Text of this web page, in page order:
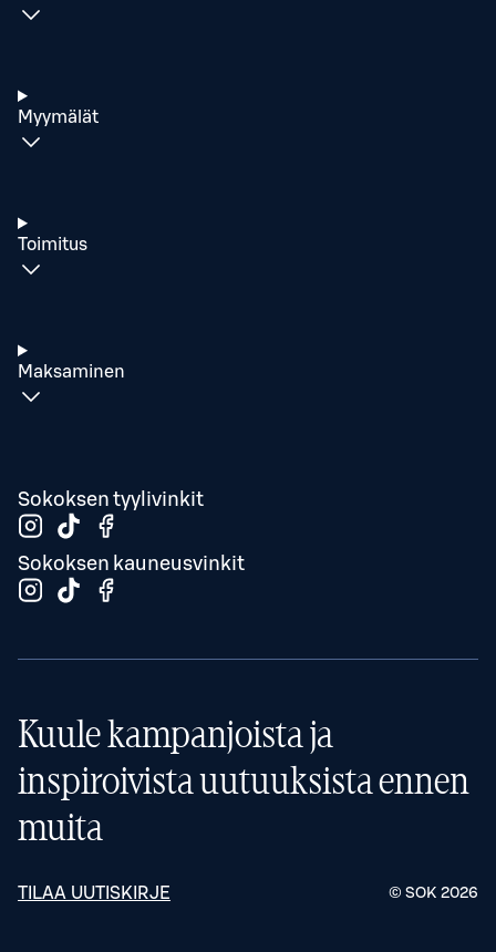
Myymälät
Toimitus
Maksaminen
Sokoksen tyylivinkit
Sokoksen kauneusvinkit
Kuule kampanjoista ja
inspiroivista uutuuksista ennen
muita
TILAA UUTISKIRJE © SOK 2026